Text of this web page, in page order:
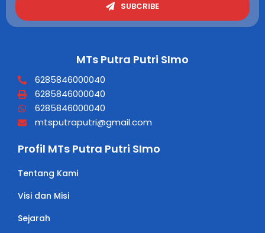
SUBCRIBE
MTs Putra Putri SImo
6285846000040
6285846000040
6285846000040
mtsputraputri@gmail.com
Profil MTs Putra Putri SImo
Tentang Kami
Visi dan Misi
Sejarah